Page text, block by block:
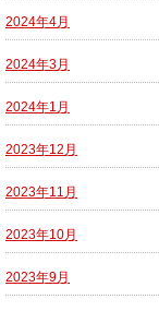
2024年4月
2024年3月
2024年1月
2023年12月
2023年11月
2023年10月
2023年9月